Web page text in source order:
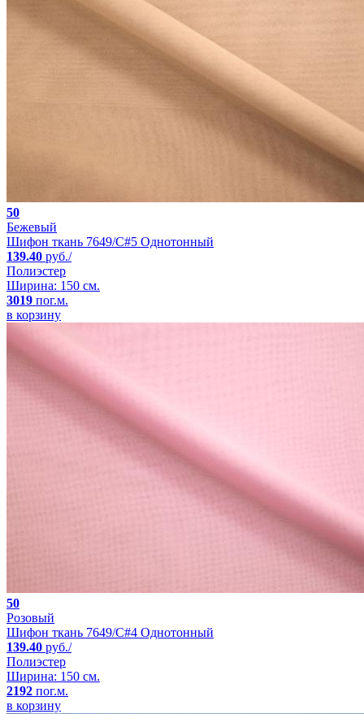
50
Бежевый
Шифон ткань 7649/C#5 Однотонный
139.40 руб./
Полиэстер
Ширина: 150 см.
3019 пог.м.
в корзину
50
Розовый
Шифон ткань 7649/C#4 Однотонный
139.40 руб./
Полиэстер
Ширина: 150 см.
2192 пог.м.
в корзину